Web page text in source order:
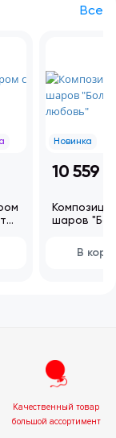
Все
Новинка
10 559 ₽
шаров
В
Качественный товар
большой ассортимент